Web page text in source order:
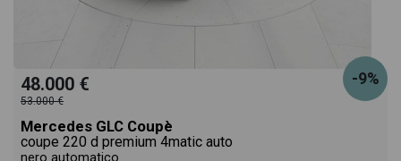
-9%
48.000 €
53.000 €
Mercedes GLC Coupè
coupe 220 d premium 4matic auto
nero automatico